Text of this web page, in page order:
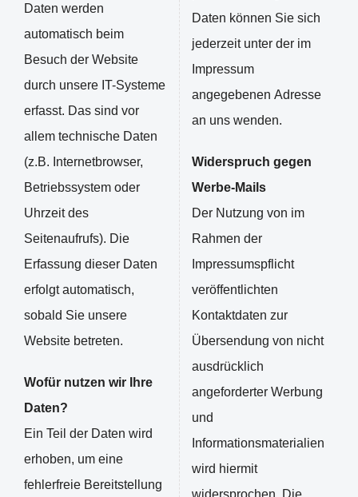
Daten werden
automatisch beim
Besuch der Website
durch unsere IT-Systeme
erfasst. Das sind vor
allem technische Daten
(z.B. Internetbrowser,
Betriebssystem oder
Uhrzeit des
Seitenaufrufs). Die
Erfassung dieser Daten
erfolgt automatisch,
sobald Sie unsere
Website betreten.
Wofür nutzen wir Ihre
Daten?
Ein Teil der Daten wird
erhoben, um eine
fehlerfreie Bereitstellung
Daten können Sie sich
jederzeit unter der im
Impressum
angegebenen Adresse
an uns wenden.
Widerspruch gegen
Werbe-Mails
Der Nutzung von im
Rahmen der
Impressumspflicht
veröffentlichten
Kontaktdaten zur
Übersendung von nicht
ausdrücklich
angeforderter Werbung
und
Informationsmaterialien
wird hiermit